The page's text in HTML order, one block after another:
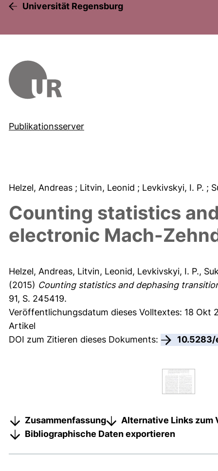
Universität Regensburg
Publikationsserver
Helzel, Andreas ; Litvin, Leonid ; Levkivskyi, I. P. ;
Counting statistics
electronic Mach-
Helzel, Andreas, Litvin, Leonid, Levkivskyi, I. P.,
(2015) Counting statistics and dephasing
91, S. 245419.
Veröffentlichungsdatum dieses Volltextes: 18 Okt
Artikel
DOI zum Zitieren dieses Dokuments:
Zusammenfassung
Alternative Links zum
Bibliographische Daten exportieren